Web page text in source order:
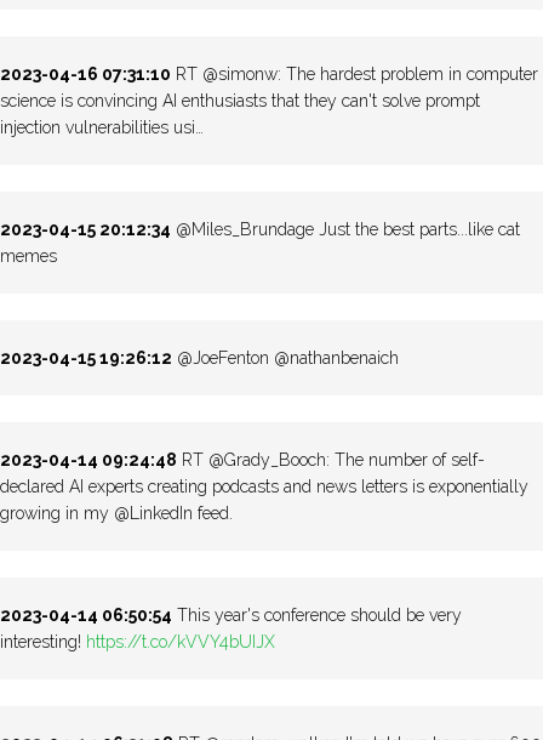
2023-04-16 07:31:10 RT @simonw: The hardest problem in computer
science is convincing AI enthusiasts that they can't solve prompt
injection vulnerabilities usi…
2023-04-15 20:12:34 @Miles_Brundage Just the best parts...like cat
memes
2023-04-15 19:26:12 @JoeFenton @nathanbenaich
2023-04-14 09:24:48 RT @Grady_Booch: The number of self-
declared AI experts creating podcasts and news letters is exponentially
growing in my @LinkedIn feed.
2023-04-14 06:50:54 This year's conference should be very
interesting! https://t.co/kVVY4bUIJX